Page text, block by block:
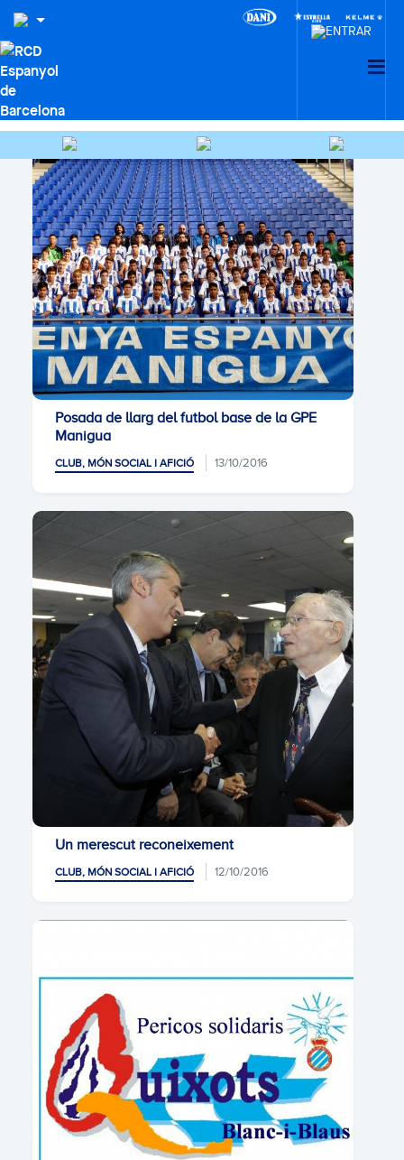
Posada de llarg del futbol base de la GPE
Manigua
CLUB, MÓN SOCIAL I AFICIÓ 13/10/2016
Un merescut reconeixement
CLUB, MÓN SOCIAL I AFICIÓ 12/10/2016